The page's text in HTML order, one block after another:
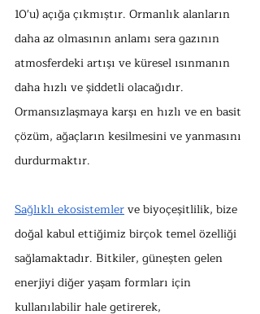
10'u) açığa çıkmıştır. Ormanlık alanların
daha az olmasının anlamı sera gazının
atmosferdeki artışı ve küresel ısınmanın
daha hızlı ve şiddetli olacağıdır.
Ormansızlaşmaya karşı en hızlı ve en basit
çözüm, ağaçların kesilmesini ve yanmasını
durdurmaktır.
Sağlıklı ekosistemler ve biyoçeşitlilik, bize
doğal kabul ettiğimiz birçok temel özelliği
sağlamaktadır. Bitkiler, güneşten gelen
enerjiyi diğer yaşam formları için
kullanılabilir hale getirerek,